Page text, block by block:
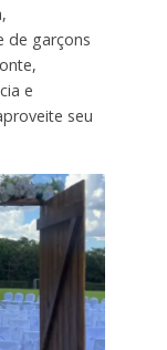
de garçons
e
seu